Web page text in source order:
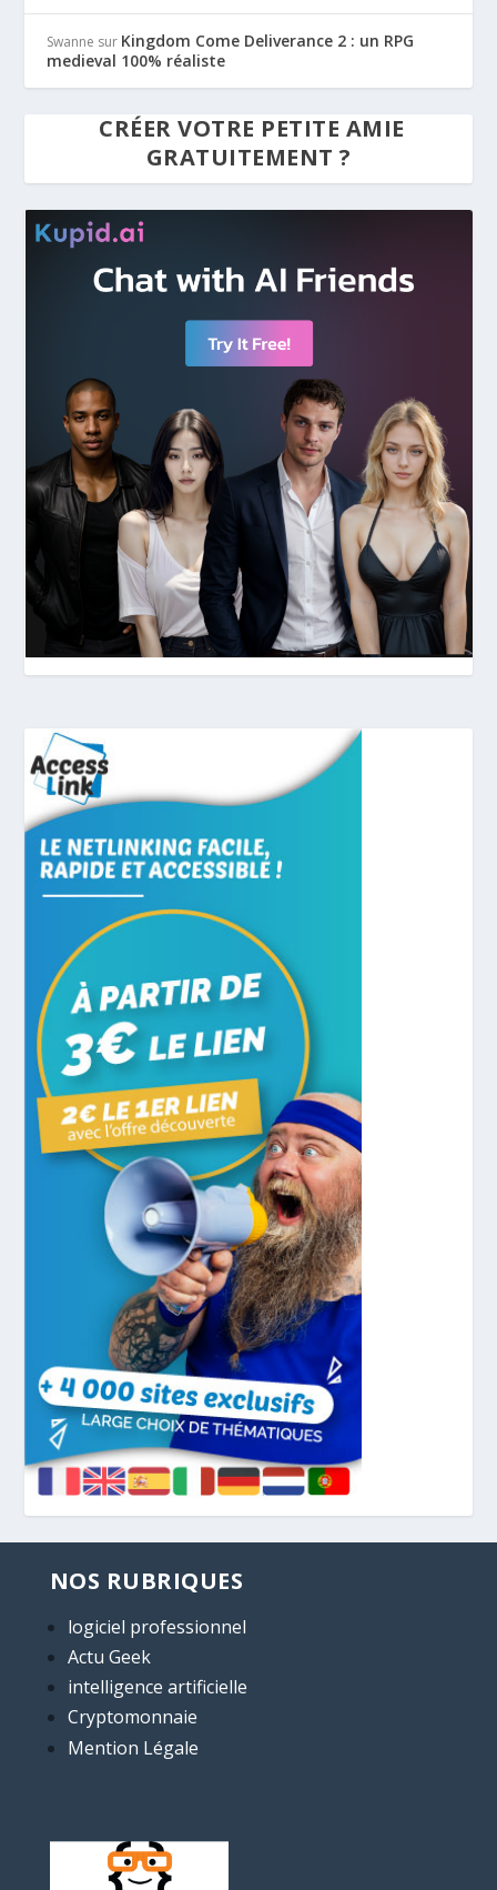
Swanne sur Kingdom Come Deliverance 2 : un RPG
medieval 100% réaliste
CRÉER VOTRE PETITE AMIE
GRATUITEMENT ?
NOS RUBRIQUES
logiciel professionnel
Actu Geek
intelligence artificielle
Cryptomonnaie
Mention Légale